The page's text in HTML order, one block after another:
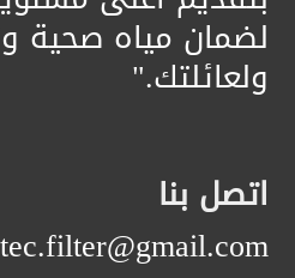
لضمان مياه صحية
ولعائلتك."
اتصل بنا